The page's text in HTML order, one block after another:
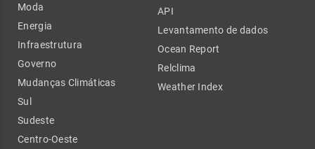
Moda
Energia
Infraestrutura
Governo
Mudanças Climáticas
Sul
Sudeste
Centro-Oeste
API
Levantamento de dados
Ocean Report
Relclima
Weather Index